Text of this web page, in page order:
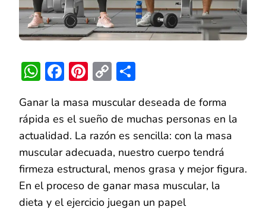
WhatsApp
Facebook
Pinterest
Copy
Ganar la masa muscular deseada de forma
rápida es el sueño de muchas personas en la
actualidad. La razón es sencilla: con la masa
muscular adecuada, nuestro cuerpo tendrá
firmeza estructural, menos grasa y mejor figura.
En el proceso de ganar masa muscular, la
dieta y el ejercicio juegan un papel